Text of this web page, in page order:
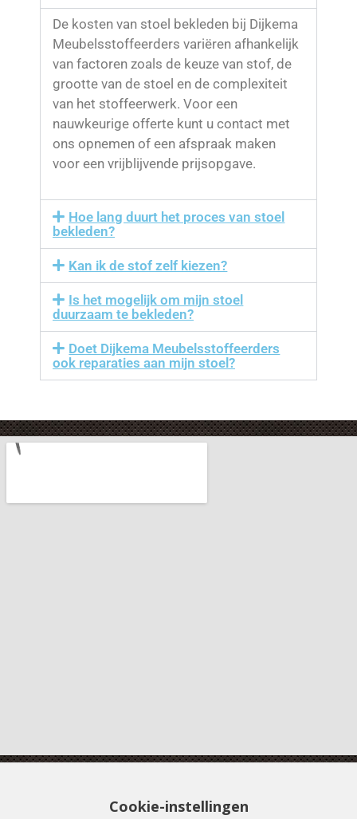
De kosten van stoel bekleden bij Dijkema
Meubelsstoffeerders variëren afhankelijk
van factoren zoals de keuze van stof, de
grootte van de stoel en de complexiteit
van het stoffeerwerk. Voor een
nauwkeurige offerte kunt u contact met
ons opnemen of een afspraak maken
voor een vrijblijvende prijsopgave.
Hoe lang duurt het proces van stoel
bekleden?
Kan ik de stof zelf kiezen?
Is het mogelijk om mijn stoel
duurzaam te bekleden?
Doet Dijkema Meubelsstoffeerders
ook reparaties aan mijn stoel?
Boterdiep 20Cookie-instellingen